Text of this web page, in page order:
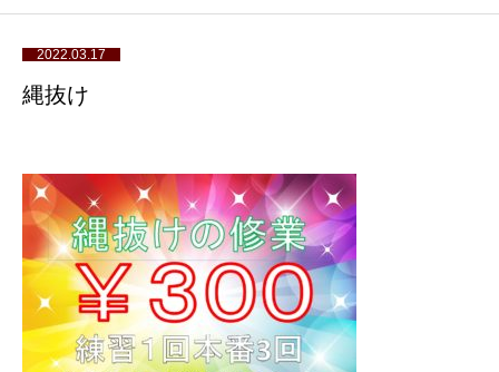
2022.03.17
縄抜け